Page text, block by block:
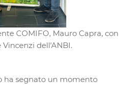
COMIFO, Mauro Capra, con
dell'ANBI.
ha segnato un momento